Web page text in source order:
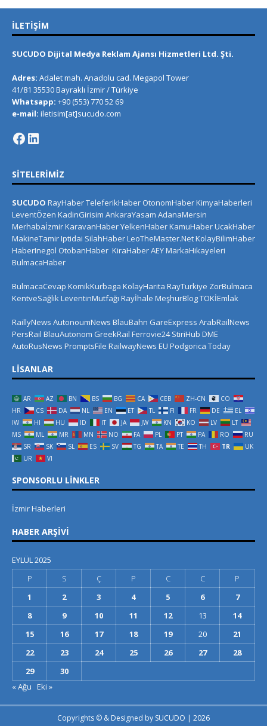
İLETIŞIM
SUCUDO Dijital Medya Reklam Ajansı Hizmetleri Ltd. Şti.
Adres: Adalet mah. Anadolu cad. Megapol Tower
41/81 35530 Bayraklı İzmir / Türkiye
Whatsapp: +90 (553) 770 52 69
e-mail: iletisim[at]sucudo.com
SITELERIMIZ
SUCUDO RayHaberTeleferikHaber OtonomHaberKimyaHaberleri
LeventÖzen KadinGirisim AnkaraYasam AdanaMersin
MerhabaİzmirKaravanHaberYelkenHaberKamuHaberUcakHaber
MakineTamirIptidai SilahHaberLeoTheMaster.NetKolayBilimHaber
HaberInegol OtobanHaber KiraHaberAEYMarkaHikayeleri
BulmacaHaber
BulmacaCevap KomikKurbaga KolayHarita RayTurkiye ZorBulmaca
KentveSağlıkLeventinMutfağı Rayİhale MeşhurBlogTOKİEmlak
RaillyNews AutonoumNews BlauBahn GareExpress ArabRailNews
PersRail BlauAutonom GreekRail Ferrovie24 StiriHub DME
AutoRusNews PromptsFile RailwayNews EU Podgorica Today
LISANLAR
AR AZ BN BS BG CA CEB ZH-CN
CO
HR
CS DA NL EN ET TL FI FR DE
EL
IW
HI HU ID IT JA JW KN KO LV
LT
MS
ML MR MN NO FA PL PT PA RO
RU
SR
SK SL ES SV TG TA TE TH TR
UK
UR
VI
SPONSORLU LINKLER
İzmir Haberleri
HABER ARŞIVI
EYLÜL 2025
P
S Ç P C C
P
1
2 3 4 5 6
7
8
9 10 11 12 13
14
15
16 17 18 19 20
21
22
23 24 25 26 27
28
29
30
« Ağu Eki »
Copyrights © & Designed by SUCUDO | 2026